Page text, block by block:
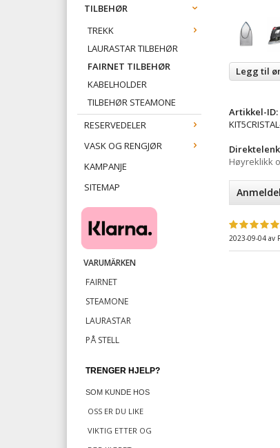
TILBEHØR
TREKK
LAURASTAR TILBEHØR
FAIRNET TILBEHØR
KABELHOLDER
TILBEHØR STEAMONE
RESERVEDELER
VASK OG RENGJØR
KAMPANJE
SITEMAP
VARUMÄRKEN
FAIRNET
STEAMONE
LAURASTAR
PÅ STELL
TRENGER HJELP?
SOM KUNDE HOS
OSS ER DU LIKE
VIKTIG ETTER OG
Legg til
Artikkel-ID:
Høyreklikk
2023-09-04 av